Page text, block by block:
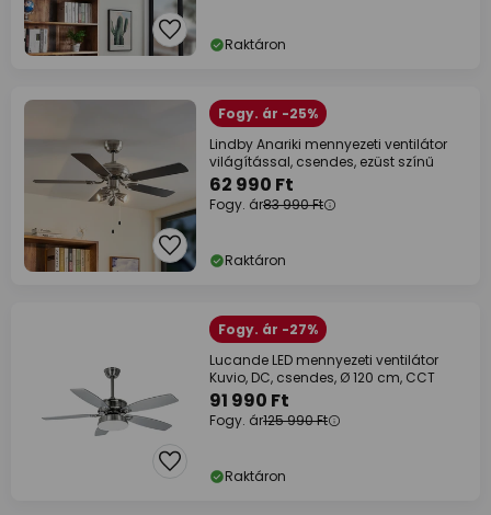
Raktáron
Fogy. ár -25%
Lindby Anariki mennyezeti ventilátor
világítással, csendes, ezüst színű
62 990 Ft
Fogy. ár83 990 Ft
Raktáron
Fogy. ár -27%
Lucande LED mennyezeti ventilátor
Kuvio, DC, csendes, Ø 120 cm, CCT
91 990 Ft
Fogy. ár125 990 Ft
Raktáron